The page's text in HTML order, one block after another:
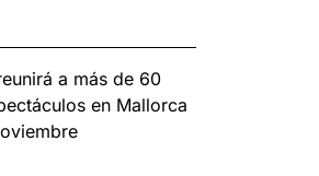
a más de 60
en Mallorca